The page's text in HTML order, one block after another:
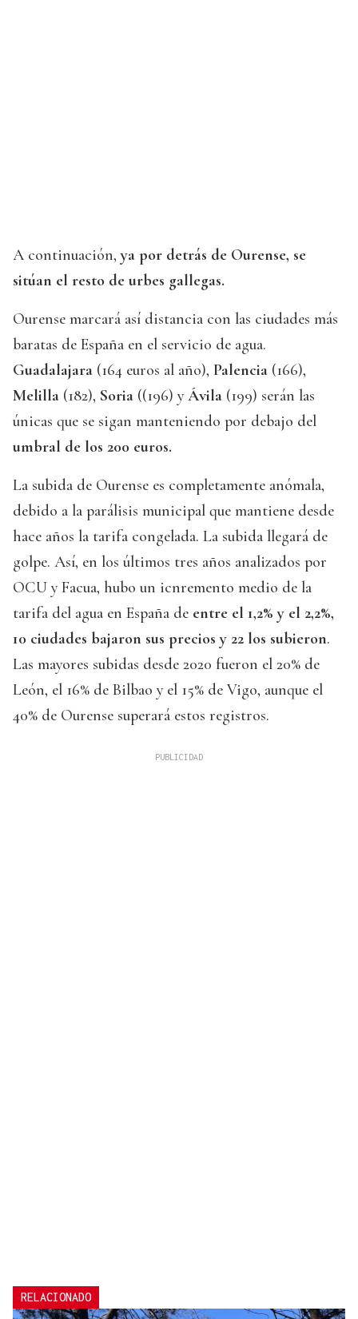
A continuación, ya por detrás de Ourense, se
sitúan el resto de urbes gallegas.
Ourense marcará así distancia con las ciudades más
baratas de España en el servicio de agua.
Guadalajara (164 euros al año), Palencia (166),
Melilla (182), Soria ((196) yÁvila (199) serán las
únicas que se sigan manteniendo por debajo del
umbral de los 200 euros.
La subida de Ourense es completamente anómala,
debido a la parálisis municipal que mantiene desde
hace años la tarifa congelada. La subida llegará de
golpe. Así, en los últimos tres años analizados por
OCU y Facua, hubo un icnremento medio de la
tarifa del agua en España de entre el 1,2% y el 2,2%,
10 ciudades bajaron sus precios y 22 los subieron.
Las mayores subidas desde 2020 fueron el 20% de
León, el 16% de Bilbao y el 15% de Vigo, aunque el
40% de Ourense superará estos registros.
RELACIONADO